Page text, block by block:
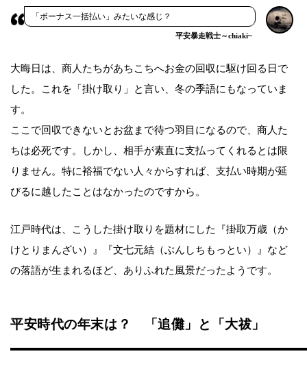
「ボーナス一括払い」みたいな感じ？
平安暴走戦士～chiaki~
大晦日は、商人たちがあちこちへお金の回収に駆け回る日で
した。これを「掛け取り」と言い、冬の季語にもなっていま
す。
ここで回収できないとお盆まで待つ羽目になるので、商人た
ちは必死です。しかし、相手が素直に支払ってくれるとは限
りません。特に裕福でない人々からすれば、支払い時期が延
びるに越したことはなかったのですから。
江戸時代は、こうした掛け取りを題材にした『掛取万歳（か
けとりまんざい）』『文七元結（ぶんしちもっとい）』など
の落語が生まれるほど、ありふれた風景だったようです。
平安時代の年末は？ 「追儺」と「大祓」